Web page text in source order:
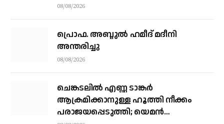
08/08/2026
പ്രൊഫ. അബ്ദുൽ ഹമീദ് മദീനി
അന്തരിച്ചു
08/08/2026
ചെങ്കടലില്‍ എണ്ണ ടാങ്കര്‍
ആക്രമിക്കാനുള്ള ഹൂത്തി നീക്കം
പരാജയപ്പെടുത്തി; യെമൻ